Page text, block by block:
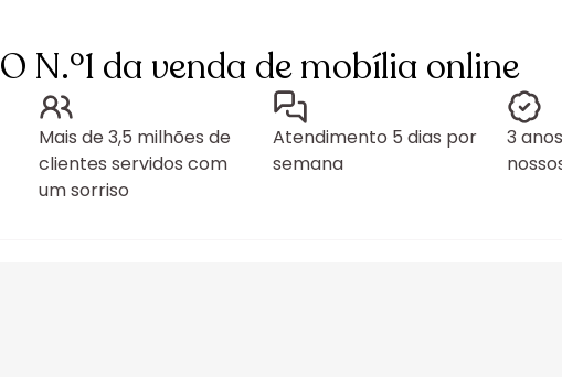
O N.º1 da venda de mobília online
Mais de 3,5 milhões de
clientes servidos com
um sorriso
Atendimento 5 dias por
semana
3